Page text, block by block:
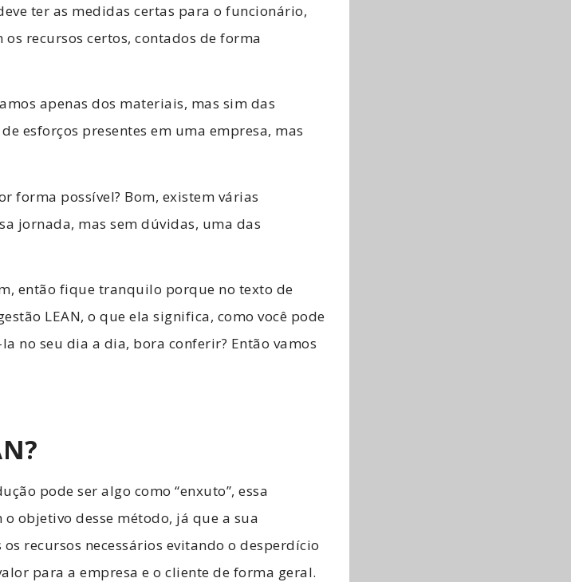
ter as medidas certas para o funcionário,
recursos certos, contados de forma
apenas dos materiais, mas sim das
esforços presentes em uma empresa, mas
forma possível? Bom, existem várias
jornada, mas sem dúvidas, uma das
então fique tranquilo porque no texto de
LEAN, o que ela significa, como você pode
no seu dia a dia, bora conferir? Então vamos
pode ser algo como “enxuto”, essa
objetivo desse método, já que a sua
recursos necessários evitando o desperdício
para a empresa e o cliente de forma geral.